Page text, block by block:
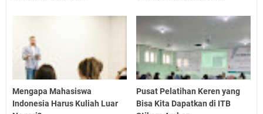
Mengapa Mahasiswa
Indonesia Harus Kuliah Luar
Pusat Pelatihan Keren yang
Bisa Kita Dapatkan di ITB